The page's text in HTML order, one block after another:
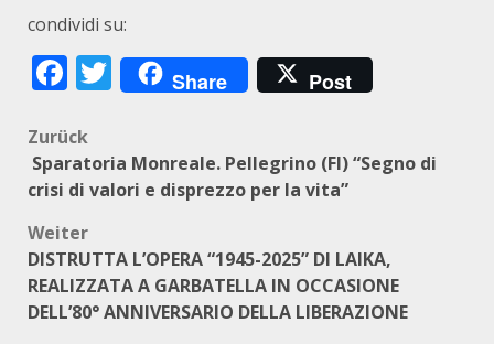
condividi su:
Facebook
Twitter
Share Post
Beitragsnavigation
Zurück
Sparatoria Monreale. Pellegrino (FI) “Segno di
crisi di valori e disprezzo per la vita”
Weiter
DISTRUTTA L’OPERA “1945-2025” DI LAIKA,
REALIZZATA A GARBATELLA IN OCCASIONE
DELL’80° ANNIVERSARIO DELLA LIBERAZIONE